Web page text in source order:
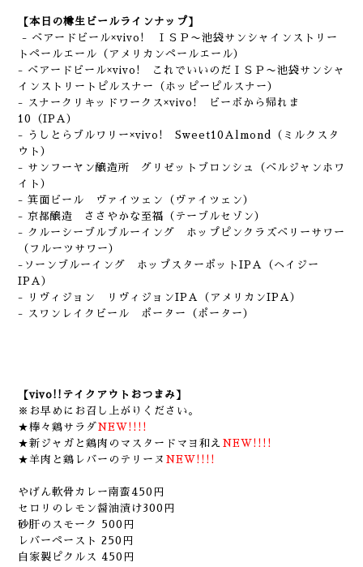
【本日の樽生ビールラインナップ】
- ベアードビール×vivo! ＩＳＰ〜池袋サンシャインストリー
トペールエール（アメリカンペールエール）
- ベアードビール×vivo! これでいいのだＩＳＰ〜池袋サンシャ
インストリートピルスナー（ホッピーピルスナー）
- スナークリキッドワークス×vivo! ビーボから帰れま
10（IPA）
- うしとらブルワリー×vivo! Sweet10Almond（ミルクスタ
ウト）
- サンフーヤン醸造所 グリゼットブロンシュ（ベルジャンホワ
イト）
- 箕面ビール ヴァイツェン（ヴァイツェン）
- 京都醸造 ささやかな至福（テーブルセゾン）
- クルーシーブルブルーイング ホップピンクラズベリーサワー
（フルーツサワー）
-ソーンブルーイング ホップスターポットIPA（ヘイジー
IPA）
- リヴィジョン リヴィジョンIPA（アメリカンIPA）
- スワンレイクビール ポーター（ポーター）
【vivo!!テイクアウトおつまみ】
※お早めにお召し上がりください。
★棒々鶏サラダNEW!!!!
★新ジャガと鶏肉のマスタードマヨ和え NEW!!!!
★羊肉と鶏レバーのテリーヌ NEW!!!!
やげん軟骨カレー南蛮450円
セロリのレモン醤油漬け300円
砂肝のスモーク 500円
レバーペースト 250円
自家製ピクルス 450円